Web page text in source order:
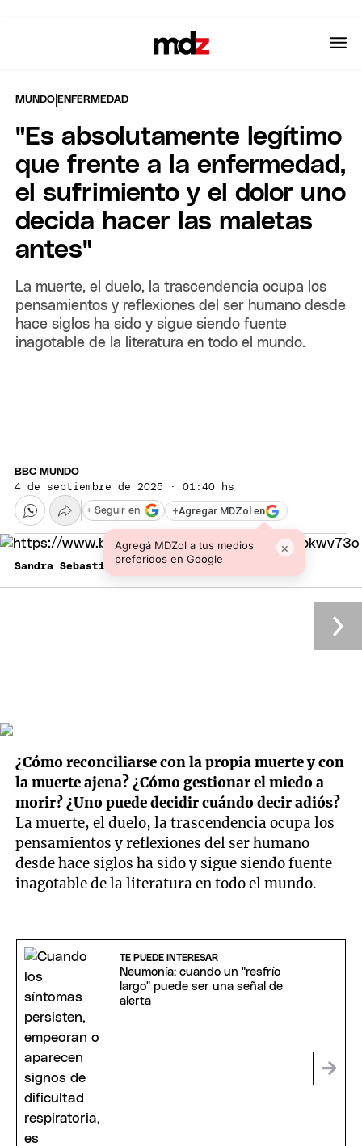
MUNDO |ENFERMEDAD
"Es absolutamente legítimo
que frente a la enfermedad,
el sufrimiento y el dolor uno
decida hacer las maletas
antes"
La muerte, el duelo, la trascendencia ocupa los
pensamientos y reflexiones del ser humano desde
hace siglos ha sido y sigue siendo fuente
inagotable de la literatura en todo el mundo.
BBC MUNDO
4 de septiembre de 2025 · 01:40 hs
+Agregar MDZol en
Agregá MDZol a tus medios
preferidos en Google
×
+ Seguir en
Sandra Sebastián
¿Cómo reconciliarse con la propia muerte y con
la muerte ajena? ¿Cómo gestionar el miedo a
morir? ¿Uno puede decidir cuándo decir adiós?
La muerte, el duelo, la trascendencia ocupa los
pensamientos y reflexiones del ser humano
desde hace siglos ha sido y sigue siendo fuente
inagotable de la literatura en todo el mundo.
TE PUEDE INTERESAR
Neumonía: cuando un "resfrío
largo" puede ser una señal de
alerta